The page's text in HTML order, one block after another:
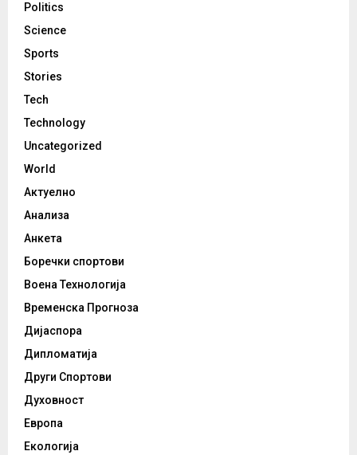
Politics
Science
Sports
Stories
Tech
Technology
Uncategorized
World
Актуелно
Анализа
Анкета
Боречки спортови
Воена Технологија
Временска Прогноза
Дијаспора
Дипломатија
Други Спортови
Духовност
Европа
Екологија